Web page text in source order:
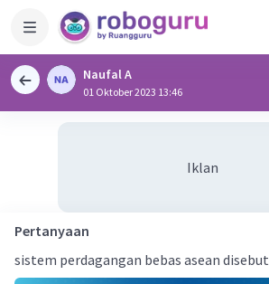
Naufal A
01 Oktober 2023 13:46
Iklan
Pertanyaan
sistem perdagangan bebas asean disebut